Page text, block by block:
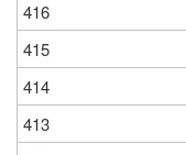
416
415
414
413